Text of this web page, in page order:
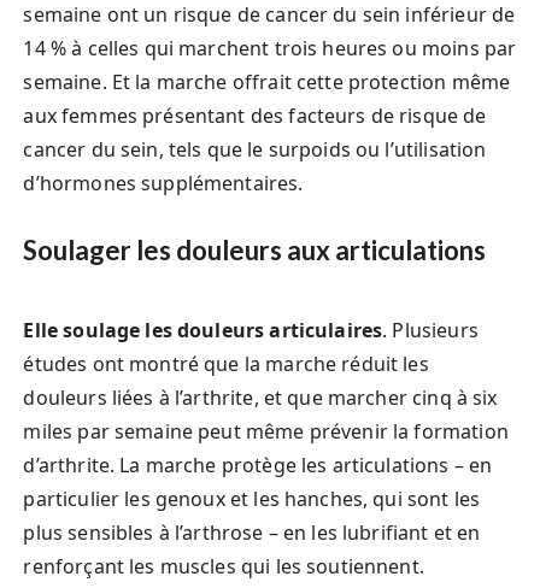
semaine ont un risque de cancer du sein inférieur de
14 % à celles qui marchent trois heures ou moins par
semaine. Et la marche offrait cette protection même
aux femmes présentant des facteurs de risque de
cancer du sein, tels que le surpoids ou l’utilisation
d’hormones supplémentaires.
Soulager les douleurs aux articulations
Elle soulage les douleurs articulaires. Plusieurs
études ont montré que la marche réduit les
douleurs liées à l’arthrite, et que marcher cinq à six
miles par semaine peut même prévenir la formation
d’arthrite. La marche protège les articulations – en
particulier les genoux et les hanches, qui sont les
plus sensibles à l’arthrose – en les lubrifiant et en
renforçant les muscles qui les soutiennent.